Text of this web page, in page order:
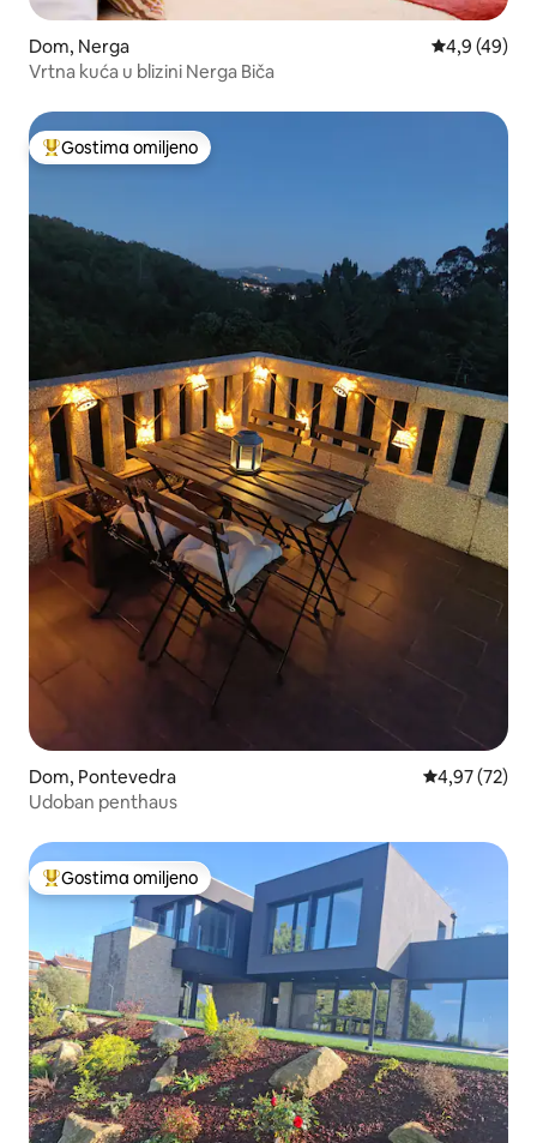
Dom, Nerga Prosečna
4,9 (49)
Vrtna kuća u blizini Nerga Biča
Najuspešniji među gostima omiljenim
Gostima omiljeno
Dom, Pontevedra Prosečna
4,97 (72)
Udoban penthaus
Najuspešniji među gostima omiljenim
Gostima omiljeno